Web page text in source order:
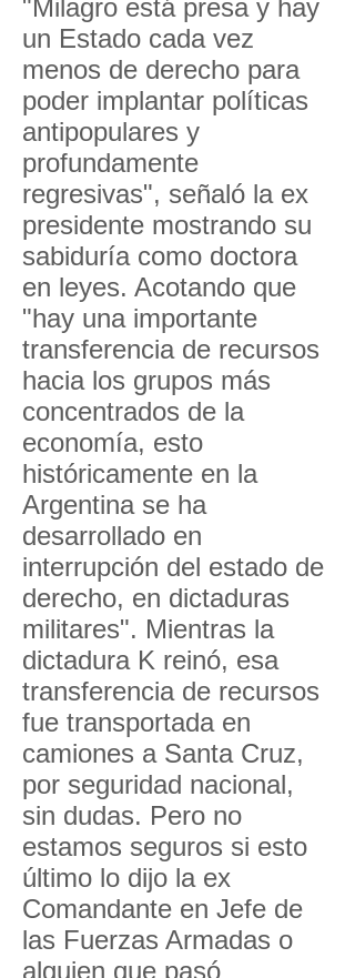
"Milagro está presa y hay
un Estado cada vez
menos de derecho para
poder implantar políticas
antipopulares y
profundamente
regresivas", señaló la ex
presidente mostrando su
sabiduría como doctora
en leyes. Acotando que
"hay una importante
transferencia de recursos
hacia los grupos más
concentrados de la
economía, esto
históricamente en la
Argentina se ha
desarrollado en
interrupción del estado de
derecho, en dictaduras
militares". Mientras la
dictadura K reinó, esa
transferencia de recursos
fue transportada en
camiones a Santa Cruz,
por seguridad nacional,
sin dudas. Pero no
estamos seguros si esto
último lo dijo la ex
Comandante en Jefe de
las Fuerzas Armadas o
alguien que pasó